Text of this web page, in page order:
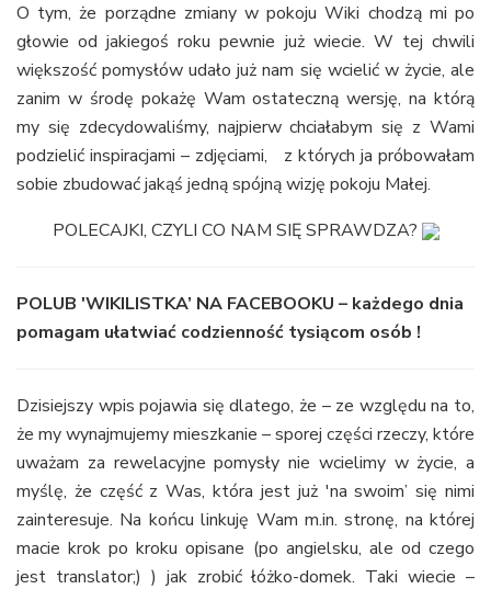
O tym, że porządne zmiany w pokoju Wiki chodzą mi po
głowie od jakiegoś roku pewnie już wiecie. W tej chwili
większość pomysłów udało już nam się wcielić w życie, ale
zanim w środę pokażę Wam ostateczną wersję, na którą
my się zdecydowaliśmy, najpierw chciałabym się z Wami
podzielić inspiracjami – zdjęciami, z których ja próbowałam
sobie zbudować jakąś jedną spójną wizję pokoju Małej.
POLECAJKI, CZYLI CO NAM SIĘ SPRAWDZA?
POLUB 'WIKILISTKA’ NA FACEBOOKU – każdego dnia
pomagam ułatwiać codzienność tysiącom osób !
Dzisiejszy wpis pojawia się dlatego, że – ze względu na to,
że my wynajmujemy mieszkanie – sporej części rzeczy, które
uważam za rewelacyjne pomysły nie wcielimy w życie, a
myślę, że część z Was, która jest już 'na swoim’ się nimi
zainteresuje. Na końcu linkuję Wam m.in. stronę, na której
macie krok po kroku opisane (po angielsku, ale od czego
jest translator;) ) jak zrobić łóżko-domek. Taki wiecie –